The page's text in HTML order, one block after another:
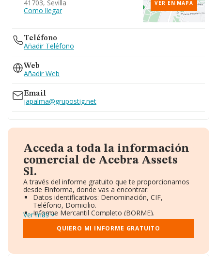
41703, Sevilla
Como llegar
VER EN MAPA
Teléfono
Añadir Teléfono
Web
Añadir Web
Email
japalma@grupostig.net
Acceda a toda la información
comercial de Acebra Assets
Sl.
A través del informe gratuito que te proporcionamos
desde Einforma, donde vas a encontrar:
Datos identificativos: Denominación, CIF,
Teléfono, Domicilio.
Informe Mercantil Completo (BORME).
Gráficos de Evolución Ventas y Empleados.
Consejo de Administración y Administradores.
Directivos y Ejecutivos.
Ver más
QUIERO MI INFORME GRATUITO